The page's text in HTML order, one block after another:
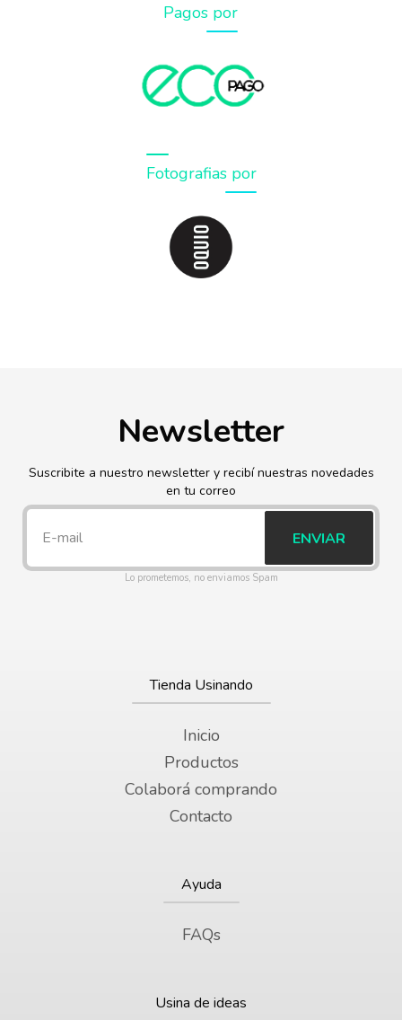
Pagos por
Fotografias por
Newsletter
Suscribite a nuestro newsletter y recibí nuestras novedades
en tu correo
ENVIAR
Lo prometemos, no enviamos Spam
Tienda Usinando
Inicio
Productos
Colaborá comprando
Contacto
Ayuda
FAQs
Usina de ideas